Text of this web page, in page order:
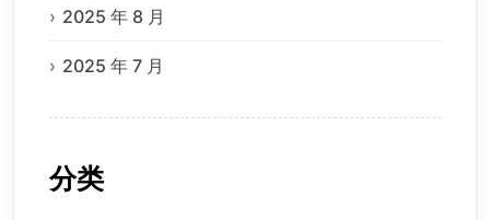
2025 年 8 月
2025 年 7 月
分类